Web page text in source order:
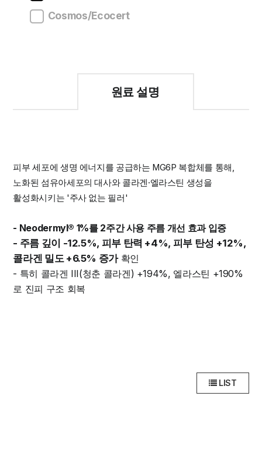
Cosmos/Ecocert
원료 설명
피부 세포에 생명 에너지를 공급하는 MG6P 복합체를 통해,
노화된 섬유아세포의 대사와 콜라겐·엘라스틴 생성을
활성화시키는 '주사 없는 필러'
- Neodermyl® 1%를 2주간 사용 주름 개선 효과 입증
- 주름 깊이 -12.5%, 피부 탄력 +4%, 피부 탄성 +12%,
콜라겐 밀도 +6.5% 증가확인
- 특히 콜라겐 III(청춘 콜라겐) +194%, 엘라스틴 +190%
로 진피 구조 회복
LIST